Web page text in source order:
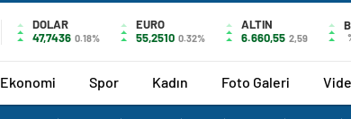
DOLAR
47,7436 0.18%
EURO
55,2510 0.32%
ALTIN
6.660,55 2,59
Ekonomi Spor Kadın Foto Galeri